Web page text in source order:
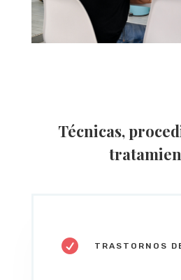
Técnicas,
 TRASTORNOS